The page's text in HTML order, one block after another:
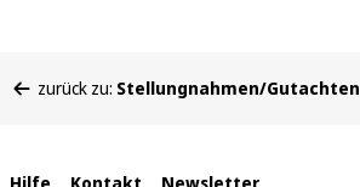
befinden
zurück zu: Stellungnahmen/Gutachten